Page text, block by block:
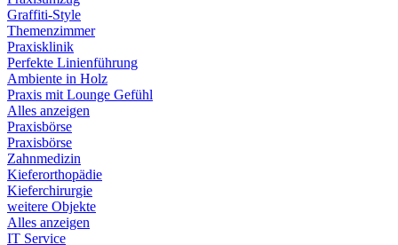
Graffiti-Style
Themenzimmer
Praxisklinik
Perfekte Linienführung
Ambiente in Holz
Praxis mit Lounge Gefühl
Alles anzeigen
Praxisbörse
Praxisbörse
Zahnmedizin
Kieferorthopädie
Kieferchirurgie
weitere Objekte
Alles anzeigen
IT Service